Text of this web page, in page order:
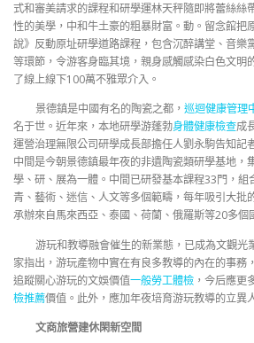
式和審美請求的課程和研學運林天秤隨即將蕾絲絲
性的美學，中和牛土豪的粗暴財富。動。留念館把
說》反動原址研學道路課程，包含沉醉講堂、音樂
等環節，令游客身臨其境，親身感觸感染白色文明
了線上線下100萬不雅眾介入。
景德鎮是中國有名的陶瓷之都， 巡迴健康管理
名于世。近年來，本地研學游蓬勃身體健康檢查成
運營治理無限公司研學成長部擔任人劉永駒告知記
中間是今朝景德鎮最年夜的非遺陶瓷類研學基地，
學、研、展為一體。中間已研發基本課程33門，組
青、藝術、迷信、人文等多個範疇，每年吸引大批
承辦來自馬來西亞、泰國、荷蘭、俄羅斯等20多個
游玩和教導融會催生的新業態，已成為文觀光
家指出，游玩產物中實在有良多教導的內在的事務
追蹤關心游玩的文娛價值一般勞工體檢 ，今后應更
檢推薦價值。此外，應加年夜培育游玩教導的立異
文商旅營建休閑新空間